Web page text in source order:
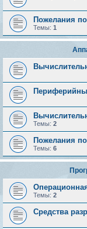
Пожелания
Темы: 1
Темы: 2
Пожелания
Темы: 6
Темы: 2
Средства